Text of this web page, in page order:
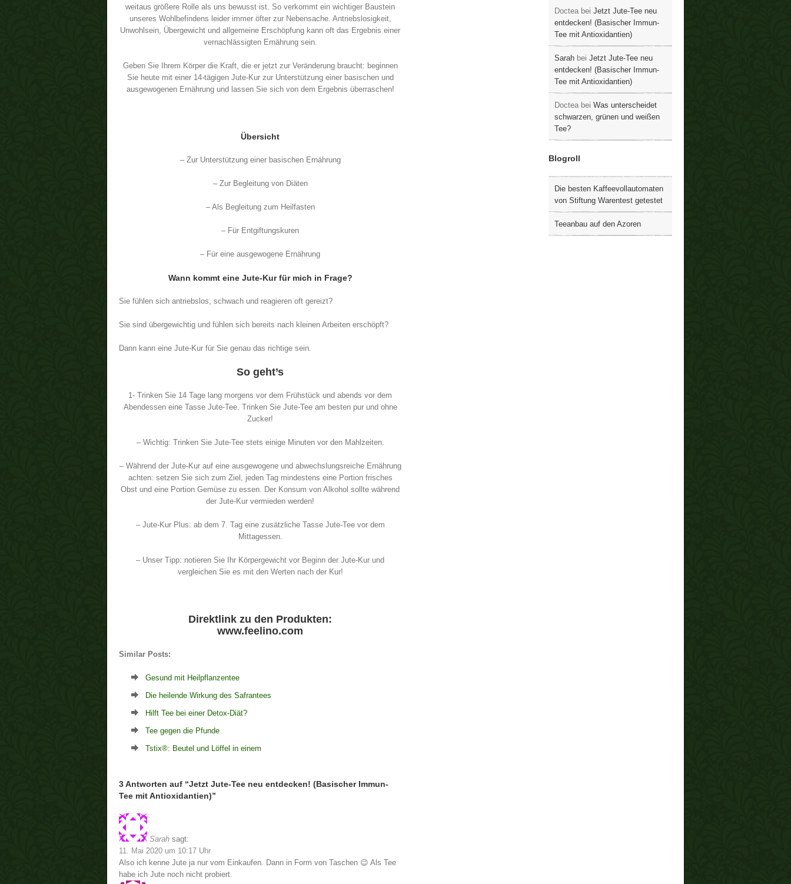
weitaus größere Rolle als uns bewusst ist. So verkommt ein wichtiger Baustein
unseres Wohlbefindens leider immer öfter zur Nebensache. Antriebslosigkeit,
Unwohlsein, Übergewicht und allgemeine Erschöpfung kann oft das Ergebnis einer
vernachlässigten Ernährung sein.
Geben Sie Ihrem Körper die Kraft, die er jetzt zur Veränderung braucht: beginnen
Sie heute mit einer 14-tägigen Jute-Kur zur Unterstützung einer basischen und
ausgewogenen Ernährung und lassen Sie sich von dem Ergebnis überraschen!
Übersicht
– Zur Unterstützung einer basischen Ernährung
– Zur Begleitung von Diäten
– Als Begleitung zum Heilfasten
– Für Entgiftungskuren
– Für eine ausgewogene Ernährung
Wann kommt eine Jute-Kur für mich in Frage?
Sie fühlen sich antriebslos, schwach und reagieren oft gereizt?
Sie sind übergewichtig und fühlen sich bereits nach kleinen Arbeiten erschöpft?
Dann kann eine Jute-Kur für Sie genau das richtige sein.
So geht’s
1- Trinken Sie 14 Tage lang morgens vor dem Frühstück und abends vor dem
Abendessen eine Tasse Jute-Tee. Trinken Sie Jute-Tee am besten pur und ohne
Zucker!
– Wichtig: Trinken Sie Jute-Tee stets einige Minuten vor den Mahlzeiten.
– Während der Jute-Kur auf eine ausgewogene und abwechslungsreiche Ernährung
achten: setzen Sie sich zum Ziel, jeden Tag mindestens eine Portion frisches
Obst und eine Portion Gemüse zu essen. Der Konsum von Alkohol sollte während
der Jute-Kur vermieden werden!
– Jute-Kur Plus: ab dem 7. Tag eine zusätzliche Tasse Jute-Tee vor dem
Mittagessen.
– Unser Tipp: notieren Sie Ihr Körpergewicht vor Beginn der Jute-Kur und
vergleichen Sie es mit den Werten nach der Kur!
Direktlink zu den Produkten:
www.feelino.com
Similar Posts:
Gesund mit Heilpflanzentee
Die heilende Wirkung des Safrantees
Hilft Tee bei einer Detox-Diät?
Tee gegen die Pfunde
Tstix®: Beutel und Löffel in einem
3 Antworten auf “Jetzt Jute-Tee neu entdecken! (Basischer Immun-
Tee mit Antioxidantien)”
Sarah sagt:
11. Mai 2020 um 10:17 Uhr
Also ich kenne Jute ja nur vom Einkaufen. Dann in Form von Taschen 😉 Als Tee
habe ich Jute noch nicht probiert.
Doctea bei Jetzt Jute-Tee neu
entdecken! (Basischer Immun-
Tee mit Antioxidantien)
Sarah bei Jetzt Jute-Tee neu
entdecken! (Basischer Immun-
Tee mit Antioxidantien)
Doctea bei Was unterscheidet
schwarzen, grünen und weißen
Tee?
Blogroll
Die besten Kaffeevollautomaten
von Stiftung Warentest getestet
Teeanbau auf den Azoren